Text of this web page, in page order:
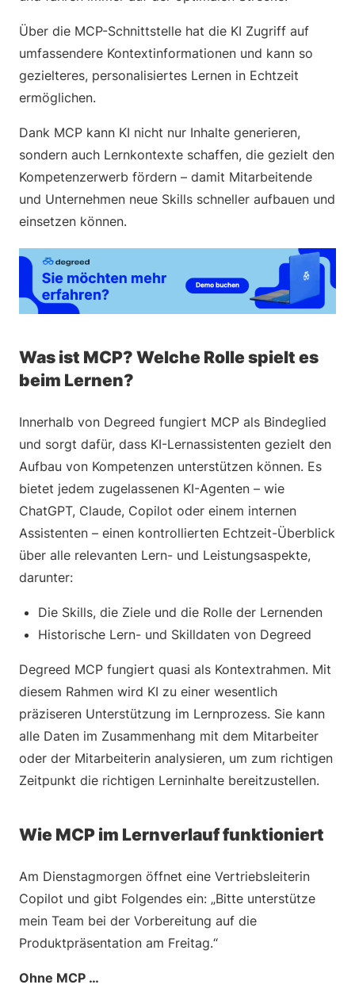
Über die MCP-Schnittstelle hat die KI Zugriff auf
umfassendere Kontextinformationen und kann so
gezielteres, personalisiertes Lernen in Echtzeit
ermöglichen.
Dank MCP kann KI nicht nur Inhalte generieren,
sondern auch Lernkontexte schaffen, die gezielt den
Kompetenzerwerb fördern – damit Mitarbeitende
und Unternehmen neue Skills schneller aufbauen und
einsetzen können.
Was ist MCP? Welche Rolle spielt es
beim Lernen?
Innerhalb von Degreed fungiert MCP als Bindeglied
und sorgt dafür, dass KI-Lernassistenten gezielt den
Aufbau von Kompetenzen unterstützen können. Es
bietet jedem zugelassenen KI-Agenten – wie
ChatGPT, Claude, Copilot oder einem internen
Assistenten – einen kontrollierten Echtzeit-Überblick
über alle relevanten Lern- und Leistungsaspekte,
darunter:
Die Skills, die Ziele und die Rolle der Lernenden
Historische Lern- und Skilldaten von Degreed
Degreed MCP fungiert quasi als Kontextrahmen. Mit
diesem Rahmen wird KI zu einer wesentlich
präziseren Unterstützung im Lernprozess. Sie kann
alle Daten im Zusammenhang mit dem Mitarbeiter
oder der Mitarbeiterin analysieren, um zum richtigen
Zeitpunkt die richtigen Lerninhalte bereitzustellen.
Wie MCP im Lernverlauf funktioniert
Am Dienstagmorgen öffnet eine Vertriebsleiterin
Copilot und gibt Folgendes ein: „Bitte unterstütze
mein Team bei der Vorbereitung auf die
Produktpräsentation am Freitag.“
Ohne MCP …